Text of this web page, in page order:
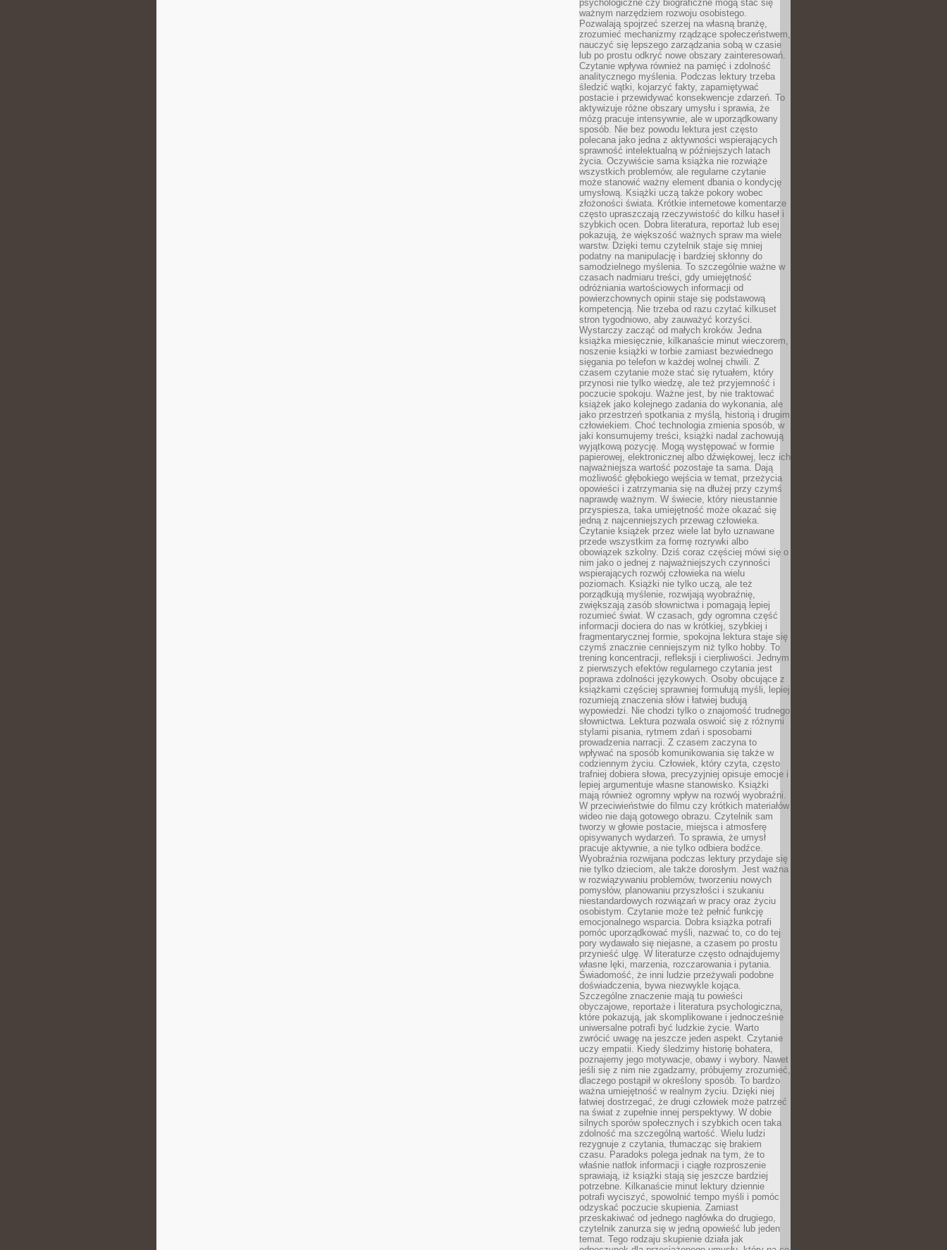
psychologiczne czy biograficzne mogą stać się
ważnym narzędziem rozwoju osobistego.
Pozwalają spojrzeć szerzej na własną branżę,
zrozumieć mechanizmy rządzące społeczeństwem,
nauczyć się lepszego zarządzania sobą w czasie
lub po prostu odkryć nowe obszary zainteresowań.
Czytanie wpływa również na pamięć i zdolność
analitycznego myślenia. Podczas lektury trzeba
śledzić wątki, kojarzyć fakty, zapamiętywać
postacie i przewidywać konsekwencje zdarzeń. To
aktywizuje różne obszary umysłu i sprawia, że
mózg pracuje intensywnie, ale w uporządkowany
sposób. Nie bez powodu lektura jest często
polecana jako jedna z aktywności wspierających
sprawność intelektualną w późniejszych latach
życia. Oczywiście sama książka nie rozwiąże
wszystkich problemów, ale regularne czytanie
może stanowić ważny element dbania o kondycję
umysłową. Książki uczą także pokory wobec
złożoności świata. Krótkie internetowe komentarze
często upraszczają rzeczywistość do kilku haseł i
szybkich ocen. Dobra literatura, reportaż lub esej
pokazują, że większość ważnych spraw ma wiele
warstw. Dzięki temu czytelnik staje się mniej
podatny na manipulację i bardziej skłonny do
samodzielnego myślenia. To szczególnie ważne w
czasach nadmiaru treści, gdy umiejętność
odróżniania wartościowych informacji od
powierzchownych opinii staje się podstawową
kompetencją. Nie trzeba od razu czytać kilkuset
stron tygodniowo, aby zauważyć korzyści.
Wystarczy zacząć od małych kroków. Jedna
książka miesięcznie, kilkanaście minut wieczorem,
noszenie książki w torbie zamiast bezwiednego
sięgania po telefon w każdej wolnej chwili. Z
czasem czytanie może stać się rytuałem, który
przynosi nie tylko wiedzę, ale też przyjemność i
poczucie spokoju. Ważne jest, by nie traktować
książek jako kolejnego zadania do wykonania, ale
jako przestrzeń spotkania z myślą, historią i drugim
człowiekiem. Choć technologia zmienia sposób, w
jaki konsumujemy treści, książki nadal zachowują
wyjątkową pozycję. Mogą występować w formie
papierowej, elektronicznej albo dźwiękowej, lecz ich
najważniejsza wartość pozostaje ta sama. Dają
możliwość głębokiego wejścia w temat, przeżycia
opowieści i zatrzymania się na dłużej przy czymś
naprawdę ważnym. W świecie, który nieustannie
przyspiesza, taka umiejętność może okazać się
jedną z najcenniejszych przewag człowieka.
Czytanie książek przez wiele lat było uznawane
przede wszystkim za formę rozrywki albo
obowiązek szkolny. Dziś coraz częściej mówi się o
nim jako o jednej z najważniejszych czynności
wspierających rozwój człowieka na wielu
poziomach. Książki nie tylko uczą, ale też
porządkują myślenie, rozwijają wyobraźnię,
zwiększają zasób słownictwa i pomagają lepiej
rozumieć świat. W czasach, gdy ogromna część
informacji dociera do nas w krótkiej, szybkiej i
fragmentarycznej formie, spokojna lektura staje się
czymś znacznie cenniejszym niż tylko hobby. To
trening koncentracji, refleksji i cierpliwości. Jednym
z pierwszych efektów regularnego czytania jest
poprawa zdolności językowych. Osoby obcujące z
książkami częściej sprawniej formułują myśli, lepiej
rozumieją znaczenia słów i łatwiej budują
wypowiedzi. Nie chodzi tylko o znajomość trudnego
słownictwa. Lektura pozwala oswoić się z różnymi
stylami pisania, rytmem zdań i sposobami
prowadzenia narracji. Z czasem zaczyna to
wpływać na sposób komunikowania się także w
codziennym życiu. Człowiek, który czyta, często
trafniej dobiera słowa, precyzyjniej opisuje emocje i
lepiej argumentuje własne stanowisko. Książki
mają również ogromny wpływ na rozwój wyobraźni.
W przeciwieństwie do filmu czy krótkich materiałów
wideo nie dają gotowego obrazu. Czytelnik sam
tworzy w głowie postacie, miejsca i atmosferę
opisywanych wydarzeń. To sprawia, że umysł
pracuje aktywnie, a nie tylko odbiera bodźce.
Wyobraźnia rozwijana podczas lektury przydaje się
nie tylko dzieciom, ale także dorosłym. Jest ważna
w rozwiązywaniu problemów, tworzeniu nowych
pomysłów, planowaniu przyszłości i szukaniu
niestandardowych rozwiązań w pracy oraz życiu
osobistym. Czytanie może też pełnić funkcję
emocjonalnego wsparcia. Dobra książka potrafi
pomóc uporządkować myśli, nazwać to, co do tej
pory wydawało się niejasne, a czasem po prostu
przynieść ulgę. W literaturze często odnajdujemy
własne lęki, marzenia, rozczarowania i pytania.
Świadomość, że inni ludzie przeżywali podobne
doświadczenia, bywa niezwykle kojąca.
Szczególne znaczenie mają tu powieści
obyczajowe, reportaże i literatura psychologiczna,
które pokazują, jak skomplikowane i jednocześnie
uniwersalne potrafi być ludzkie życie. Warto
zwrócić uwagę na jeszcze jeden aspekt. Czytanie
uczy empatii. Kiedy śledzimy historię bohatera,
poznajemy jego motywacje, obawy i wybory. Nawet
jeśli się z nim nie zgadzamy, próbujemy zrozumieć,
dlaczego postąpił w określony sposób. To bardzo
ważna umiejętność w realnym życiu. Dzięki niej
łatwiej dostrzegać, że drugi człowiek może patrzeć
na świat z zupełnie innej perspektywy. W dobie
silnych sporów społecznych i szybkich ocen taka
zdolność ma szczególną wartość. Wielu ludzi
rezygnuje z czytania, tłumacząc się brakiem
czasu. Paradoks polega jednak na tym, że to
właśnie natłok informacji i ciągłe rozproszenie
sprawiają, iż książki stają się jeszcze bardziej
potrzebne. Kilkanaście minut lektury dziennie
potrafi wyciszyć, spowolnić tempo myśli i pomóc
odzyskać poczucie skupienia. Zamiast
przeskakiwać od jednego nagłówka do drugiego,
czytelnik zanurza się w jedną opowieść lub jeden
temat. Tego rodzaju skupienie działa jak